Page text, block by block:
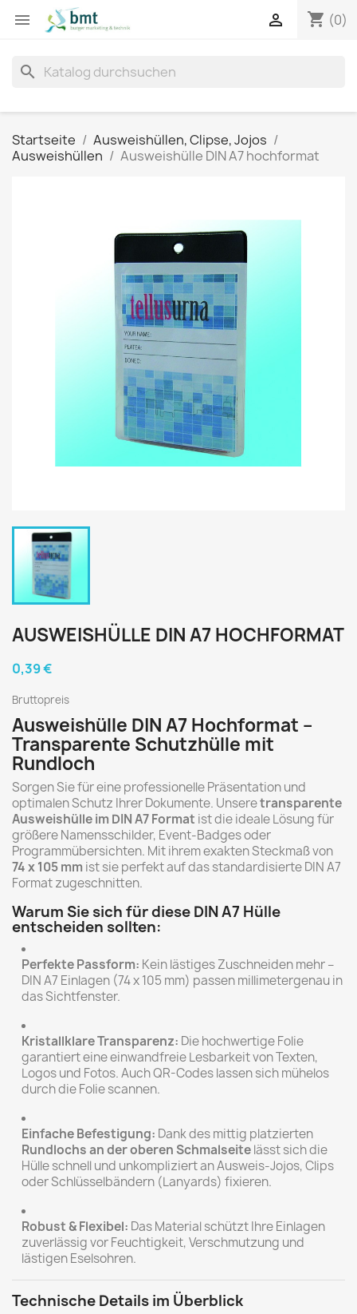
 shopping_cart (0)

search
Startseite
Ausweishüllen, Clipse, Jojos
Ausweishüllen
Ausweishülle DIN A7 hochformat
AUSWEISHÜLLE DIN A7 HOCHFORMAT
0,39 €
Bruttopreis
Ausweishülle DIN A7 Hochformat –
Transparente Schutzhülle mit
Rundloch
Sorgen Sie für eine professionelle Präsentation und
optimalen Schutz Ihrer Dokumente. Unseretransparente
Ausweishülle im DIN A7 Format ist die ideale Lösung für
größere Namensschilder, Event-Badges oder
Programmübersichten. Mit ihrem exakten Steckmaß von
74 x 105 mm ist sie perfekt auf das standardisierte DIN A7
Format zugeschnitten.
Warum Sie sich für diese DIN A7 Hülle
entscheiden sollten:
Perfekte Passform: Kein lästiges Zuschneiden mehr –
DIN A7 Einlagen (74 x 105 mm) passen millimetergenau in
das Sichtfenster.
Kristallklare Transparenz: Die hochwertige Folie
garantiert eine einwandfreie Lesbarkeit von Texten,
Logos und Fotos. Auch QR-Codes lassen sich mühelos
durch die Folie scannen.
Einfache Befestigung: Dank des mittig platzierten
Rundlochs an der oberen Schmalseitelässt sich die
Hülle schnell und unkompliziert an Ausweis-Jojos, Clips
oder Schlüsselbändern (Lanyards) fixieren.
Robust & Flexibel: Das Material schützt Ihre Einlagen
zuverlässig vor Feuchtigkeit, Verschmutzung und
lästigen Eselsohren.
Technische Details im Überblick